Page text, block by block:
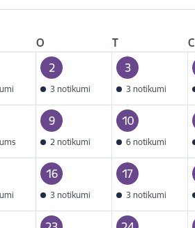
O T C
2
3 notikumi
3
3 notikumi
9
2 notikumi
10
6 notikumi
16
3 notikumi
17
3 notikumi